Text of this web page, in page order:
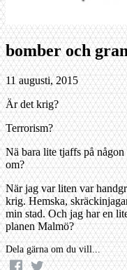
Karin af
bomber och
11 augusti, 2015
Är det krig?
Terrorism?
Nä bara lite tjaffs på
om?
När jag var liten var
krig. Hemska,
min stad. Och jag har en
planen Malmö?
Dela gärna om du vill...